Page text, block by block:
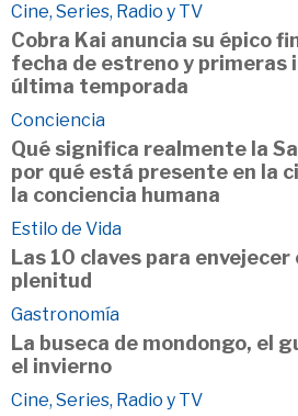
Cine, Series, Radio y TV
Cobra Kai anuncia su épico
fecha de estreno y primeras
última temporada
Conciencia
Qué significa realmente la
por qué está presente en la
la conciencia humana
Estilo de Vida
Las 10 claves para
plenitud
Gastronomía
La buseca de mondongo, el
el invierno
Cine, Series, Radio y TV